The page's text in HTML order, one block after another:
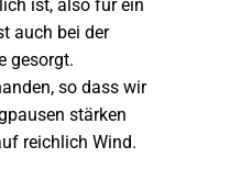
ist, also für ein
auch bei der
gesorgt.
so dass wir
stärken
reichlich Wind.